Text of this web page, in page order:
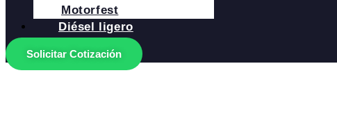
Motorfest
Diésel ligero
Solicitar Cotización